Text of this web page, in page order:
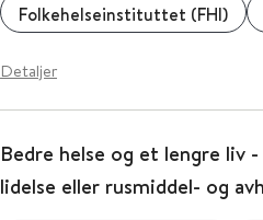
Folkehelseinstituttet (FHI)
Detaljer
Bedre helse og et lengre liv
lidelse eller rusmiddel- og